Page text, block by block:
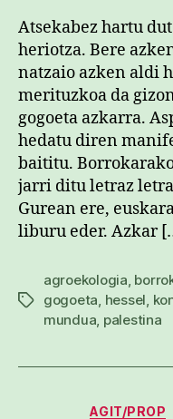
Atsekabez hartu
heriotza. Bere
natzaio azken aldi
merituzkoa da
gogoeta azkarra.
hedatu diren
baititu.
jarri ditu letraz
Gurean ere,
liburu eder. Azkar
Etiketak
agroekologia
gogoeta hessel
mundua palestina
AGIT/PROP